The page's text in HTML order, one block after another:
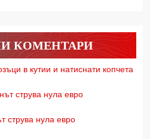
КОМЕНТАРИ
в кутии и натиснати копчета
струва нула евро
струва нула евро